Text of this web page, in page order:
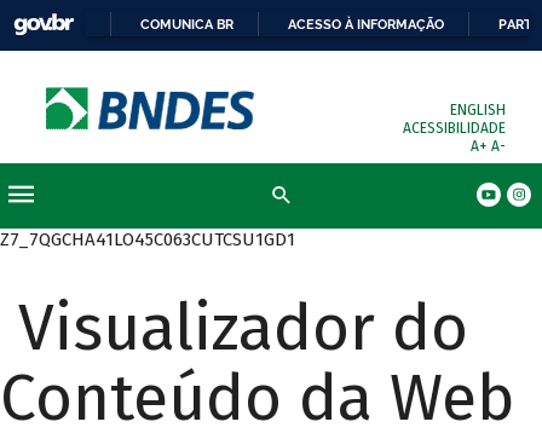
COMUNICA BR ACESSO À INFORMAÇÃO
ENGLISH
ACESSIBILIDADE
A+ A-
Z7_7QGCHA41LO45C063CUTCSU1GD1
Visualizador do
Conteúdo da Web